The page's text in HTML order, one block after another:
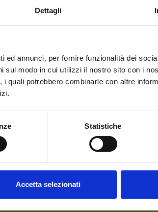
su forst.it Hai
18 anni?
Dettagli
ed annunci, per fornire funzionalità dei
sul modo in cui utilizzi il nostro sito con i
quali potrebbero combinarle con altre
Statistiche
Accetta selezionati
la Lagrein-Bier“ (Birra al
per i giornalisti accreditati, presso il centro
della Birra FORST
DI AIUTO?